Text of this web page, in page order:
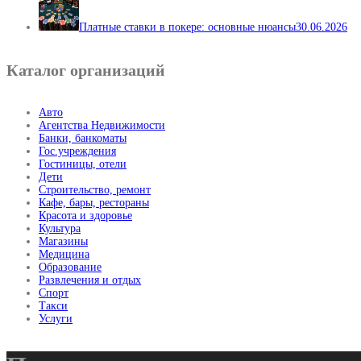
Платные ставки в покере: основные нюансы30.06.2026
Каталог организаций
Авто
Агентства Недвижимости
Банки, банкоматы
Гос.учреждения
Гостиницы, отели
Дети
Строительство, ремонт
Кафе, бары, рестораны
Красота и здоровье
Культура
Магазины
Медицина
Образование
Развлечения и отдых
Спорт
Такси
Услуги